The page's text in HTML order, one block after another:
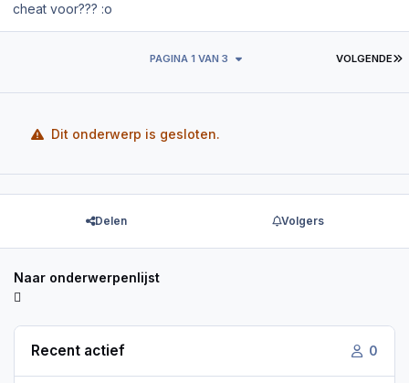
cheat voor??? :o
VOLGENDE
PAGINA 1 VAN 3
Dit onderwerp is gesloten.
Delen Volgers
Naar onderwerpenlijst
Recent actief 0